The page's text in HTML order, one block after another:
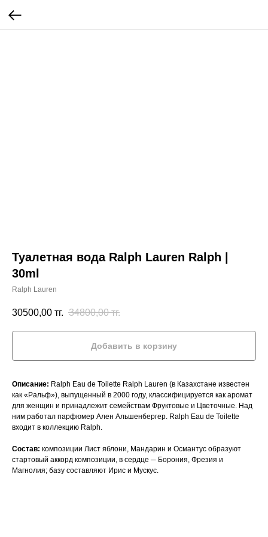
Туалетная вода Ralph Lauren Ralph |
30ml
Ralph Lauren
30500,00 тг. 34800,00 тг.
Добавить в корзину
Описание: Ralph Eau de Toilette Ralph Lauren (в Казахстане известен
как «Ральф»), выпущенный в 2000 году, классифицируется как аромат
для женщин и принадлежит семействам Фруктовые и Цветочные. Над
ним работал парфюмер Ален Альшенбергер. Ralph Eau de Toilette
входит в коллекцию Ralph.
Состав: композиции Лист яблони, Мандарин и Османтус образуют
стартовый аккорд композиции, в сердце ─ Борония, Фрезия и
Магнолия; базу составляют Ирис и Мускус.